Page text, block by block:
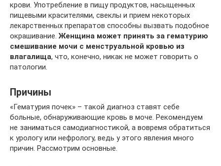
крови. Употребление в пищу продуктов, насыщенных
пищевыми красителями, свеклы и прием некоторых
лекарственных препаратов способны вызвать подобное
окрашивание. Женщина может принять за гематурию
смешивание мочи с менструальной кровью из
влагалища, что, конечно, никак не может говорить о
патологии.
Причины
«Гематурия почек» – такой диагноз ставят себе
больные, обнаруживающие кровь в моче. Рекомендуем
не заниматься самодиагностикой, а вовремя обратиться
к урологу или нефрологу, ведь у этого явления много
причин. Рассмотрим основные.